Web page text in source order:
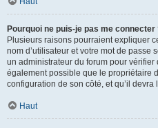
Pourquoi ne puis-je pas me connecter
Plusieurs raisons pourraient expliquer
nom d’utilisateur et votre mot de passe
un administrateur du forum pour vérifier
également possible que le propriétaire
configuration de son côté, et qu’il devra
Haut